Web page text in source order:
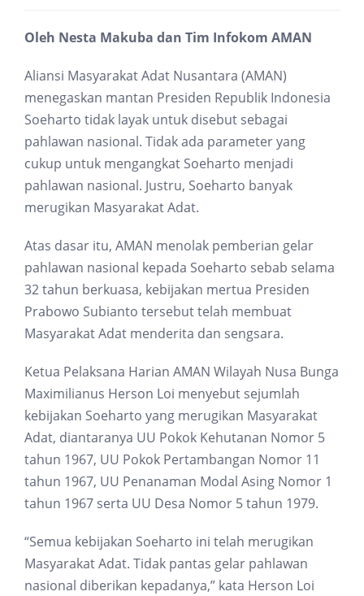
Oleh Nesta Makuba dan Tim Infokom AMAN
Aliansi Masyarakat Adat Nusantara (AMAN)
menegaskan mantan Presiden Republik Indonesia
Soeharto tidak layak untuk disebut sebagai
pahlawan nasional. Tidak ada parameter yang
cukup untuk mengangkat Soeharto menjadi
pahlawan nasional. Justru, Soeharto banyak
merugikan Masyarakat Adat.
Atas dasar itu, AMAN menolak pemberian gelar
pahlawan nasional kepada Soeharto sebab selama
32 tahun berkuasa, kebijakan mertua Presiden
Prabowo Subianto tersebut telah membuat
Masyarakat Adat menderita dan sengsara.
Ketua Pelaksana Harian AMAN Wilayah Nusa Bunga
Maximilianus Herson Loi menyebut sejumlah
kebijakan Soeharto yang merugikan Masyarakat
Adat, diantaranya UU Pokok Kehutanan Nomor 5
tahun 1967, UU Pokok Pertambangan Nomor 11
tahun 1967, UU Penanaman Modal Asing Nomor 1
tahun 1967 serta UU Desa Nomor 5 tahun 1979.
“Semua kebijakan Soeharto ini telah merugikan
Masyarakat Adat. Tidak pantas gelar pahlawan
nasional diberikan kepadanya,” kata Herson Loi